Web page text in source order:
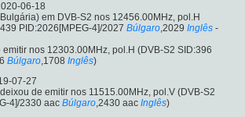
06-18
em DVB-S2 nos 12456.00MHz, pol.H
PID:2026[MPEG-4]/2027 Búlgaro,2029 Inglês -
nos 12303.00MHz, pol.H (DVB-S2 SID:396
Búlgaro,1708 Inglês)
07-27
deixou de emitir nos 11515.00MHz, pol.V (DVB-S2
4]/2330 aac Búlgaro,2430 aac Inglês)